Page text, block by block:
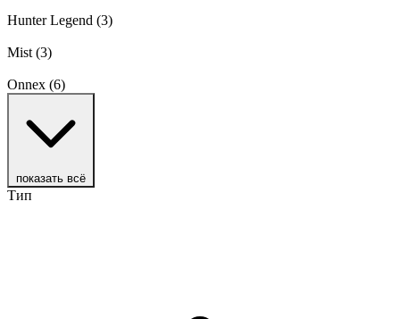
Hunter Legend (3)
Mist (3)
Onnex (6)
показать всё
Тип